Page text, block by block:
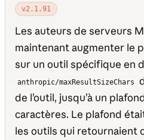
v2.1.91
Les auteurs de serveurs
maintenant augmenter le
sur un outil spécifique en
anthropic/maxResultSizeChars
de l’outil, jusqu’à un
caractères. Le plafond
les outils qui retournaient